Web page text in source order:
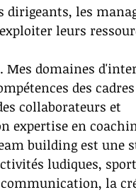
dirigeants, les
leurs
Mes domaines
des
collaborateurs et
expertise en
building est une
ludiques,
la